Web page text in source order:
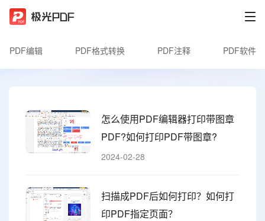
PDF编辑 PDF格式转换 PDF注释 PDF软件
怎么使用PDF编辑器打印带图章
PDF?如何打印PDF带图章?
2024-02-28
扫描成PDF后如何打印？如何打
印PDF指定页面？